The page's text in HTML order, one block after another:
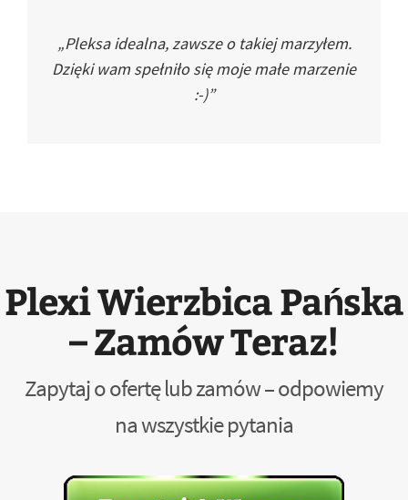
„Pleksa idealna, zawsze o takiej marzyłem.
Dzięki wam spełniło się moje małe marzenie
:-)”
Plexi Wierzbica Pańska
– Zamów Teraz!
Zapytaj o ofertę lub zamów – odpowiemy
na wszystkie pytania